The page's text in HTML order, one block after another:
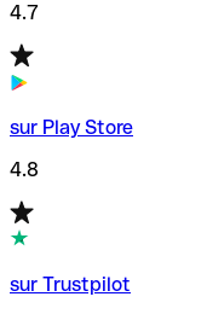
4.7
sur Play Store
4.8
sur Trustpilot